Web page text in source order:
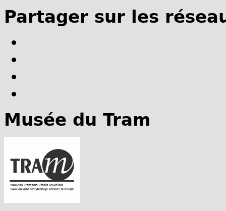
Partager sur les
Musée du Tram